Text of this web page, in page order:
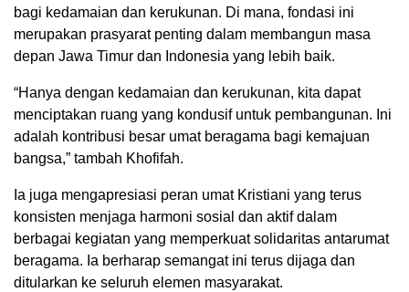
bagi kedamaian dan kerukunan. Di mana, fondasi ini
merupakan prasyarat penting dalam membangun masa
depan Jawa Timur dan Indonesia yang lebih baik.
“Hanya dengan kedamaian dan kerukunan, kita dapat
menciptakan ruang yang kondusif untuk pembangunan. Ini
adalah kontribusi besar umat beragama bagi kemajuan
bangsa,” tambah Khofifah.
Ia juga mengapresiasi peran umat Kristiani yang terus
konsisten menjaga harmoni sosial dan aktif dalam
berbagai kegiatan yang memperkuat solidaritas antarumat
beragama. Ia berharap semangat ini terus dijaga dan
ditularkan ke seluruh elemen masyarakat.